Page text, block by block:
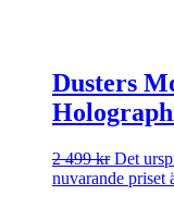
Dusters
2 499kr Det
nuvarande priset